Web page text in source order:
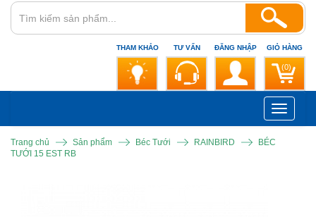
THAM KHẢO TƯ VẤN ĐĂNG NHẬP GIỎ HÀNG
(0)
Toggle
Trang chủ Sản phẩm Béc Tưới RAINBIRD
BÉC
TƯỚI 15 EST RB